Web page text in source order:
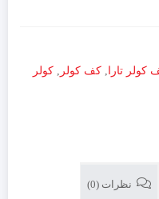
تارا , کف کولر , کولر
نظرات (0)